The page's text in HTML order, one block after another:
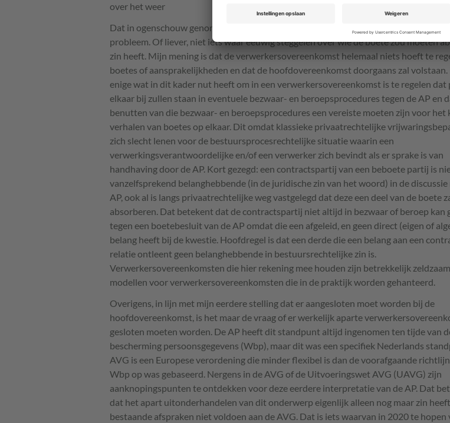
over het weer
Dat in ogenschouw genomen, is een vermeend groot probleem helemaal niet zo’n
probleem. Of liever, niet iets waar eeuwig steggelen over wie de boete zou moeten
zin heeft. Mijn mening is dat de verwerkersovereenkomst helemaal niets hoeft te
boetes of aansprakelijkheden en dat de hoofdovereenkomst doorgaans zal
enige wat in dit kader nut heeft om in een verwerkersovereenkomst is te regelen dat
elkaar bij zullen staan in eventuele bezwaar- en beroepsprocedures tegen de AP en
benutten van die bezwaar- en beroepsprocedures een vereiste moeten zijn voor het
verhalen van boetes op elkaar. Dit omdat klassieke privaatrechtelijke
zich slecht lenen voor de bestuursprocesrechtelijke situatie waarin een
verwerkingsverantwoordelijke en/of een verwerker zich bevindt als er sprake is van
handhaving door de AP. Kort gezegd: een contractspartij van een beboete partij is
vanzelfsprekend belanghebbende (in de juridische zin van het woord) in de discussie
AP, ook al is langs privaatrechtelijke weg vastgelegd dat deze een deel van de boete
absorberen. Dat betekent dat de contractspartij niet altijd in bezwaar of beroep kan
tegen een boetebesluit van de AP omdat die een afgeleid, en geen direct (eigen of
belang heeft bij de kwestie. Hoofdregel is dat een derde die een belang aan een
relatie ontleent geen belanghebbende in bestuursrechtelijke zin is.
Verwerkersovereenkomsten die hier rekening mee houden zijn betrekkelijk
modellen voor verwerkersovereenkomsten die in de praktijk worden gehanteerd.
Overigens, in lijn met mijn eerdere stelling dat er aangesloten moet worden bij de
hoofdovereenkomst, is het maar de vraag of er werkelijk aparte
gesloten moeten worden. De AP heeft dit standpunt altijd ingenomen ten tijde van
bescherming persoonsgegevens (Wbp), maar dit was een specifiek Nederlands
AVG is een Europese verordening die minder flexibel is dan de voorafgaande
Wbp op was gebaseerd. Nergens in de AVG of de Uitvoeringswet AVG (UAVG) zijn
aanknopingspunten te ontdekken voor deze eerdere interpretatie van de AP. Dat
dat het apart uitonderhandelen van dit onderwerp eigenlijk alleen nog maar zin
bestaande afspraken niet voldoen aan de AVG. Dat is iets waarvan in 2020 te hopen